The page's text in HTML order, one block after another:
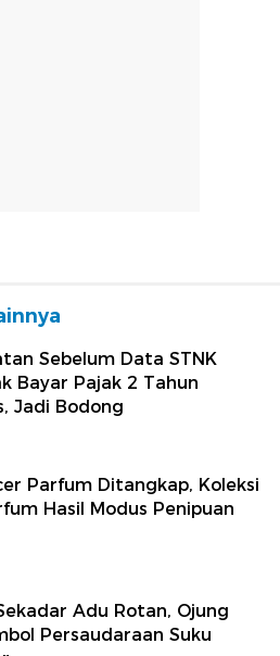
Sebelum Data STNK
Bayar Pajak 2 Tahun
Jadi Bodong
Parfum Ditangkap, Koleksi
Hasil Modus Penipuan
Adu Rotan, Ojung
Persaudaraan Suku